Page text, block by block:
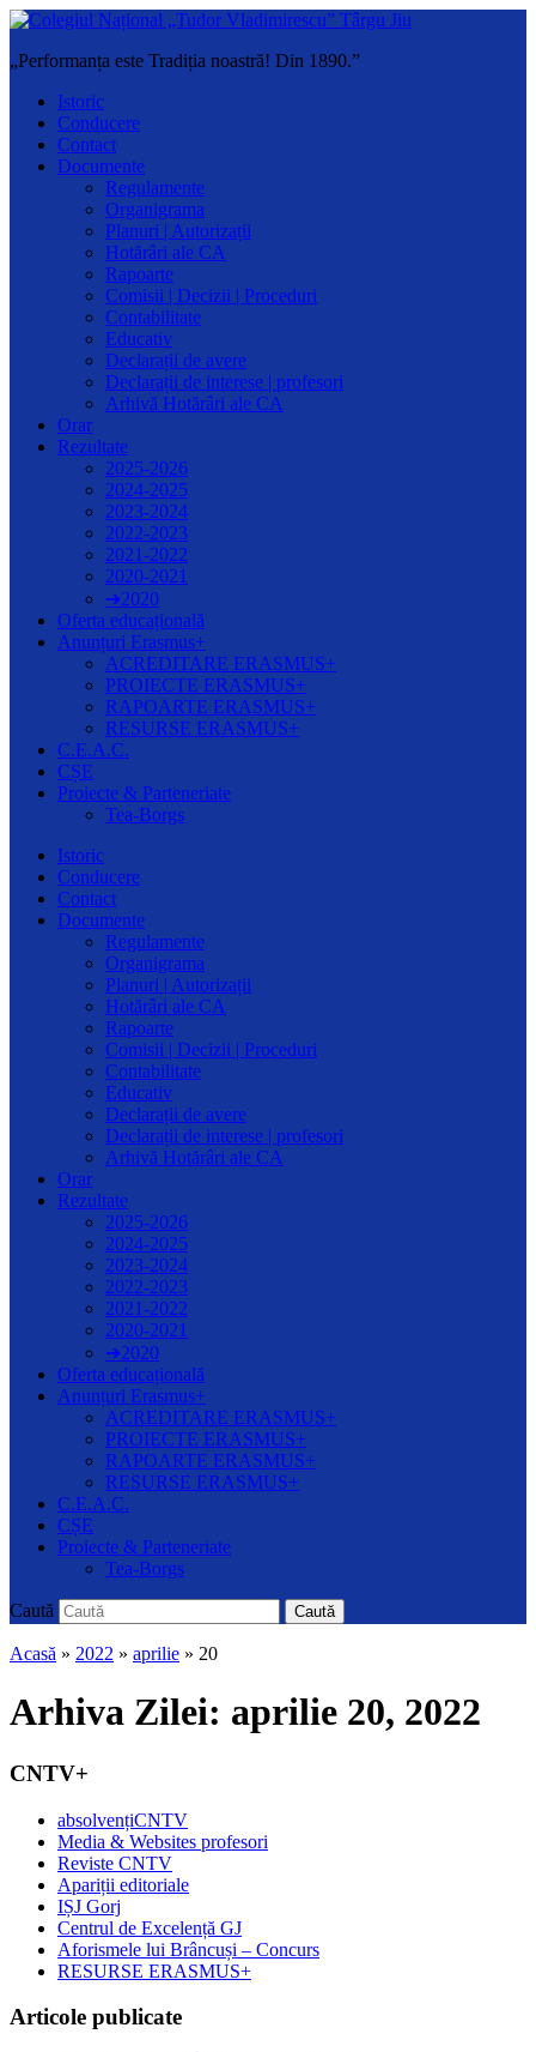
„Performanța este Tradiția noastră! Din 1890.”
Istoric
Conducere
Contact
Documente
Regulamente
Organigrama
Planuri | Autorizații
Hotărâri ale CA
Rapoarte
Comisii | Decizii | Proceduri
Contabilitate
Educativ
Declarații de avere
Declarații de interese | profesori
Arhivă Hotărâri ale CA
Orar
Rezultate
2025-2026
2024-2025
2023-2024
2022-2023
2021-2022
2020-2021
➔2020
Oferta educațională
Anunțuri Erasmus+
ACREDITARE ERASMUS+
PROIECTE ERASMUS+
RAPOARTE ERASMUS+
RESURSE ERASMUS+
C.E.A.C.
CȘE
Proiecte & Parteneriate
Tea-Borgs
Istoric
Conducere
Contact
Documente
Regulamente
Organigrama
Planuri | Autorizații
Hotărâri ale CA
Rapoarte
Comisii | Decizii | Proceduri
Contabilitate
Educativ
Declarații de avere
Declarații de interese | profesori
Arhivă Hotărâri ale CA
Orar
Rezultate
2025-2026
2024-2025
2023-2024
2022-2023
2021-2022
2020-2021
➔2020
Oferta educațională
Anunțuri Erasmus+
ACREDITARE ERASMUS+
PROIECTE ERASMUS+
RAPOARTE ERASMUS+
RESURSE ERASMUS+
C.E.A.C.
CȘE
Proiecte & Parteneriate
Tea-Borgs
Caută Caută
Acasă » 2022 » aprilie » 20
Arhiva Zilei: aprilie 20, 2022
CNTV+
absolvențiCNTV
Media & Websites profesori
Reviste CNTV
Apariții editoriale
IȘJ Gorj
Centrul de Excelență GJ
Aforismele lui Brâncuși – Concurs
RESURSE ERASMUS+
Articole publicate